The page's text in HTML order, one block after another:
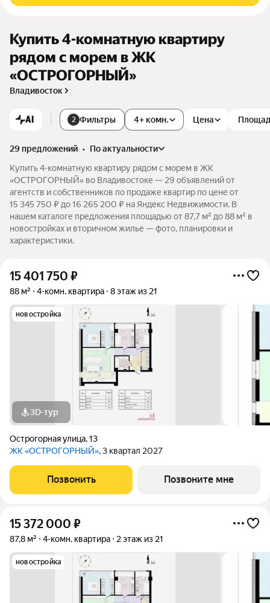
Купить 4-комнатную квартиру
рядом с морем в ЖК
«ОСТРОГОРНЫЙ»
Владивосток
AI 2 Фильтры 4+ комн. Цена
29 предложений •
по актуальности
Купить 4-комнатную квартиру рядом с морем в ЖК
«ОСТРОГОРНЫЙ» во Владивостоке — 29 объявлений от
агентств и собственников по продаже квартир по цене от
15 345 750 ₽ до 16 265 200 ₽ на Яндекс Недвижимости. В
нашем каталоге предложения площадью от 87,7 м² до 88 м² в
новостройках и вторичном жилье — фото, планировки и
характеристики.
15 401 750 ₽
88 м² 4-комн. квартира 8 этаж из 21
новостройка
3D-тур
Острогорная улица,13
ЖК «ОСТРОГОРНЫЙ», 3 квартал 2027
Позвонить Позвоните мне
15 372 000 ₽
87,8 м² 4-комн. квартира 2 этаж из 21
новостройка